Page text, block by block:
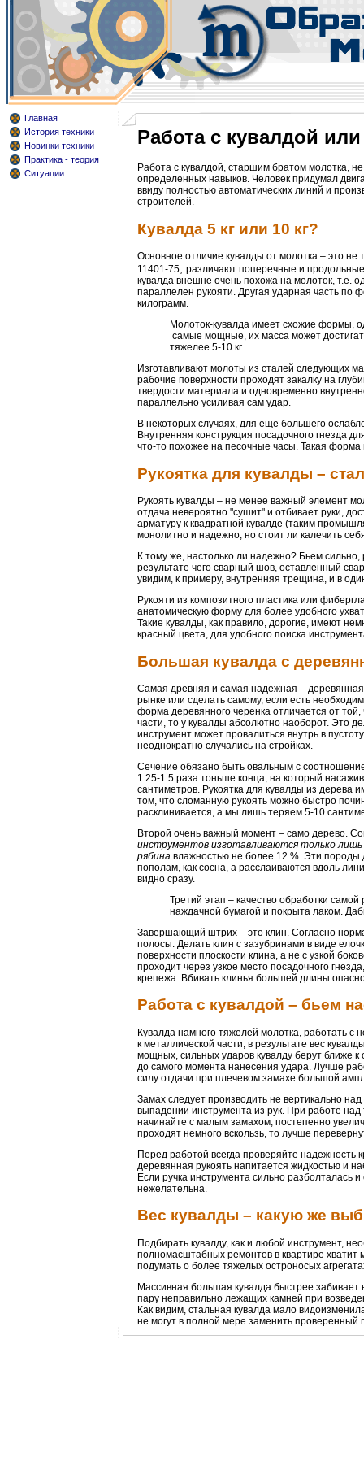
Главная
История техники
Новинки техники
Практика - теория
Ситуации
Работа с кувалдой
Работа с кувалдой, старшим братом молотка,
определенных навыков. Человек придумал
ввиду полностью автоматических линий и
строителей.
Кувалда 5 кг или 10 кг?
Основное отличие кувалды от молотка – это
11401-75 различают поперечные и
кувалда внешне очень похожа на молоток, т.е.
параллелен рукояти. Другая ударная часть по
килограмм.
Молоток-кувалда имеет схожие формы,
самые мощные, их масса может
тяжелее 5-10 кг.
Изготавливают молоты из сталей следующих
рабочие поверхности проходят закалку на
твердости материала и одновременно
параллельно усиливая сам удар.
В некоторых случаях, для еще большего
Внутренняя конструкция посадочного гнезда
что-то похожее на песочные часы. Такая форма
Рукоятка для кувалды –
Рукоять кувалды – не менее важный элемент
отдача невероятно "сушит" и отбивает руки,
арматуру к квадратной кувалде (таким
монолитно и надежно, но стоит ли калечить
К тому же, настолько ли надежно? Бьем
результате чего сварный шов, оставленный
увидим, к примеру, внутренняя трещина, и в
Рукояти из композитного пластика или
анатомическую форму для более удобного
Такие кувалды, как правило, дорогие, имеют
красный цвета, для удобного поиска
Большая кувалда с
Самая древняя и самая надежная –
рынке или сделать самому, если есть
форма деревянного черенка отличается от
части, то у кувалды абсолютно наоборот. Это
инструмент может провалиться внутрь в
неоднократно случались на стройках.
Сечение обязано быть овальным с
1.25-1.5 раза тоньше конца, на который
сантиметров. Рукоятка для кувалды из
том, что сломанную рукоять можно быстро
расклинивается, а мы лишь теряем 5-10
Второй очень важный момент – само дерево.
инструментов изготавливаются только лишь
рябина влажностью не более 12 %. Эти породы
пополам, как сосна, а расслаиваются вдоль
видно сразу.
Третий этап – качество обработки
наждачной бумагой и покрыта лаком.
Завершающий штрих – это клин. Согласно
полосы. Делать клин с зазубринами в виде
поверхности плоскости клина, а не с узкой
проходит через узкое место посадочного
крепежа. Вбивать клинья большей длины
Работа с кувалдой – бьем
Кувалда намного тяжелей молотка, работать
к металлической части, в результате вес
мощных, сильных ударов кувалду берут ближе к
до самого момента нанесения удара. Лучше
силу отдачи при плечевом замахе большой
Замах следует производить не вертикально
выпадении инструмента из рук. При работе
начинайте с малым замахом, постепенно
проходят немного вскользь, то лучше
Перед работой всегда проверяйте надежность
деревянная рукоять напитается жидкостью и
Если ручка инструмента сильно разболталась
нежелательна.
Вес кувалды – какую же
Подбирать кувалду, как и любой инструмент,
полномасштабных ремонтов в квартире
подумать о более тяжелых остроносых
Массивная большая кувалда быстрее
пару неправильно лежащих камней при
Как видим, стальная кувалда мало
не могут в полной мере заменить проверенный